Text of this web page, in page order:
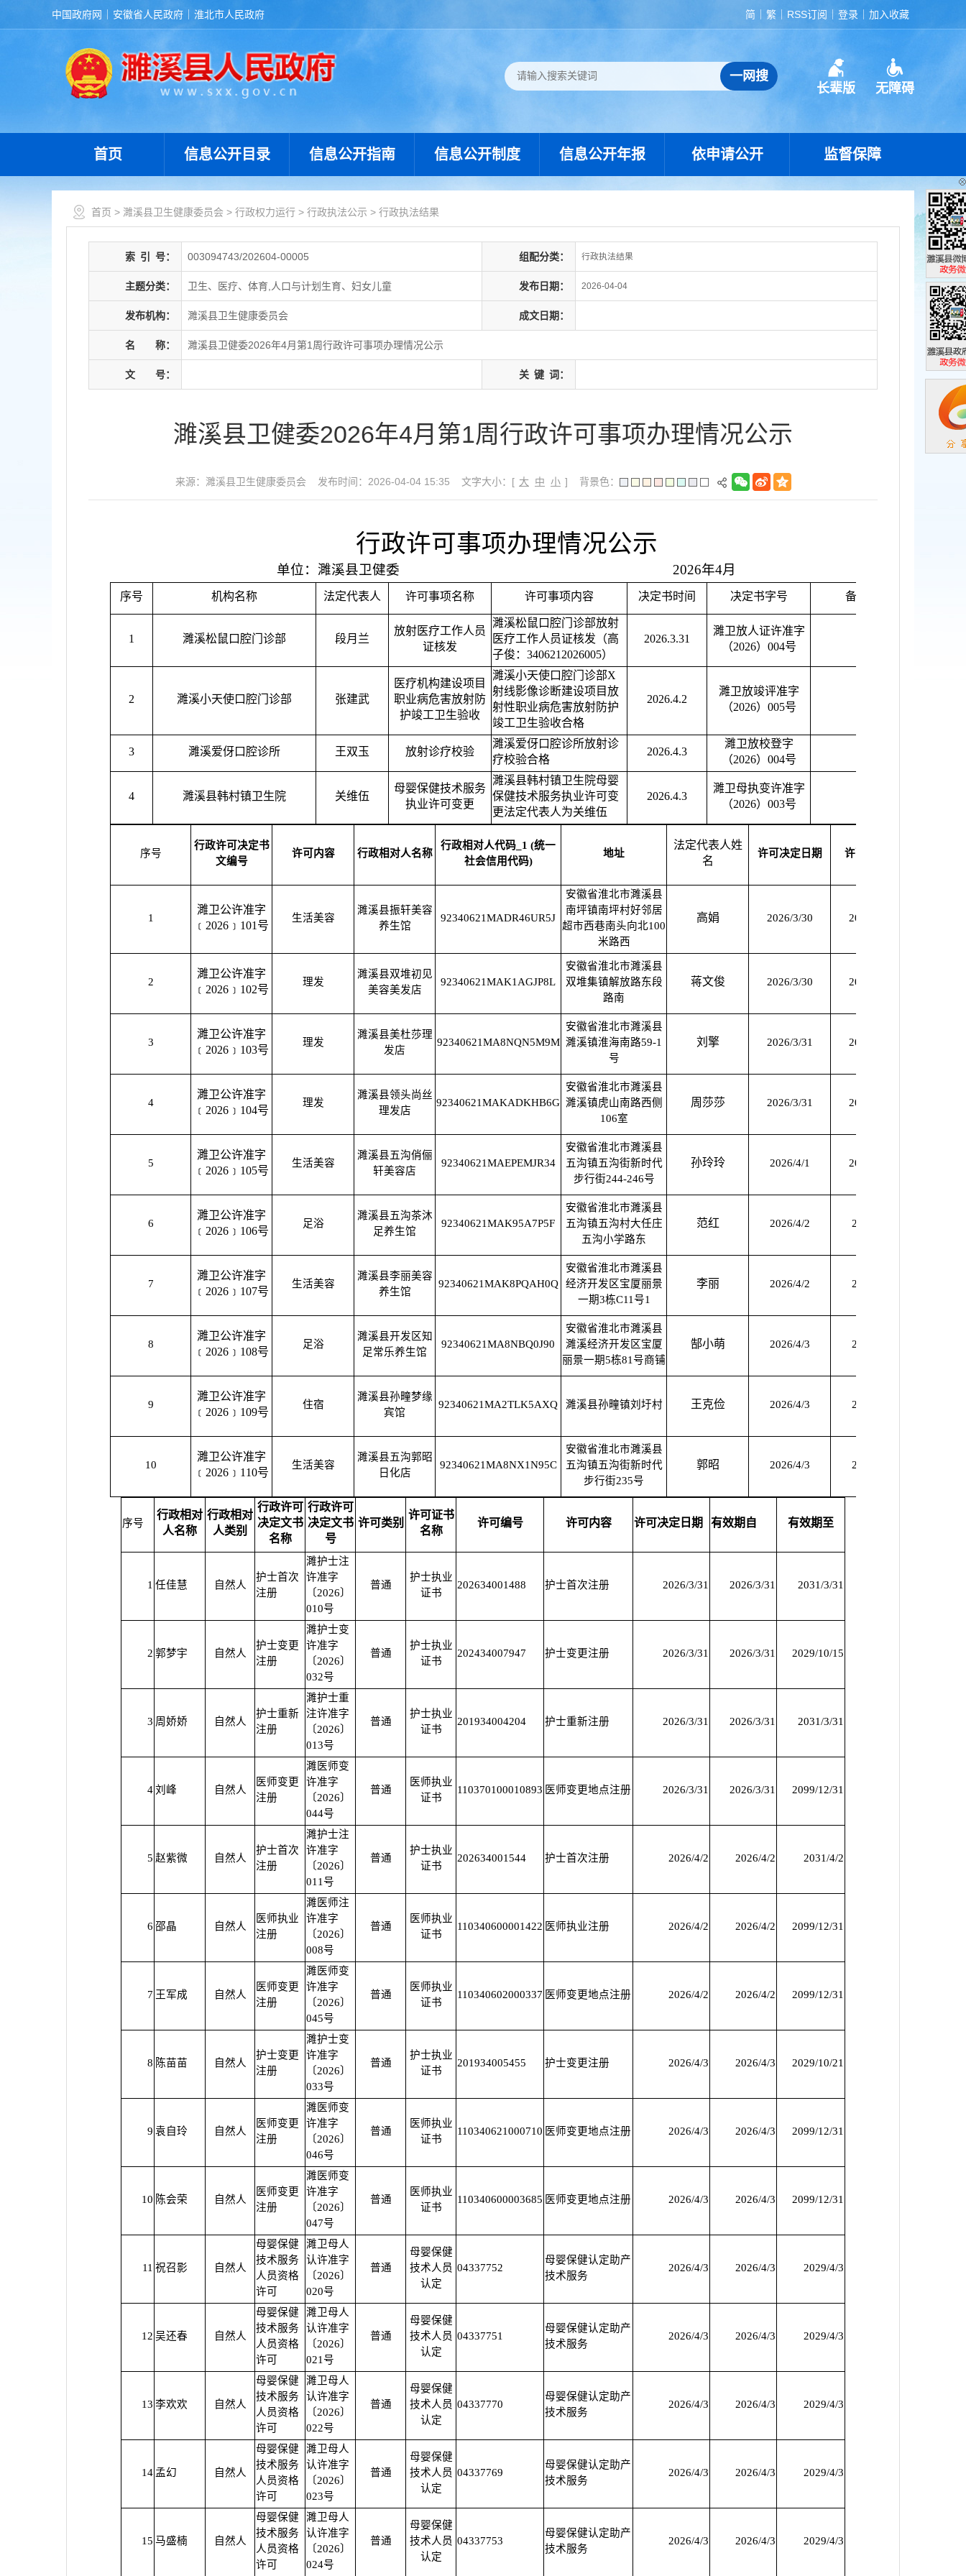
中国政府网 安徽省人民政府 淮北市人民政府 简 繁 RSS订阅 登录 加入收藏
长辈版 无障碍
首页 信息公开目录 信息公开指南 信息公开制度 信息公开年报 依申请公开 监督保障
首页 > 濉溪县卫生健康委员会 > 行政权力运行 > 行政执法公示 > 行政执法结果
索 引 号： 003094743/202604-00005 组配分类： 行政执法结果
主题分类： 卫生、医疗、体育,人口与计划生育、妇女儿童 发布日期： 2026-04-04
发布机构： 濉溪县卫生健康委员会 成文日期：
名 称： 濉溪县卫健委2026年4月第1周行政许可事项办理情况公示
文 号： 关 键 词：
濉溪县卫健委2026年4月第1周行政许可事项办理情况公示
来源：濉溪县卫生健康委员会 发布时间：2026-04-04 15:35 文字大小：[ 大 中 小 ] 背景色：
行政许可事项办理情况公示
单位：濉溪县卫健委 2026年4月
序号 机构名称 法定代表人 许可事项名称 许可事项内容 决定书时间 决定书字号 备注
1 濉溪松鼠口腔门诊部 段月兰
放射医疗工作人员
证核发
濉溪松鼠口腔门诊部放射
医疗工作人员证核发（高
子俊：3406212026005）
2026.3.31
濉卫放人证许准字
（2026）004号
2 濉溪小天使口腔门诊部 张建武
医疗机构建设项目
职业病危害放射防
护竣工卫生验收
濉溪小天使口腔门诊部X
射线影像诊断建设项目放
射性职业病危害放射防护
竣工卫生验收合格
2026.4.2
濉卫放竣评准字
（2026）005号
3 濉溪爱伢口腔诊所 王双玉 放射诊疗校验
濉溪爱伢口腔诊所放射诊
疗校验合格
2026.4.3
濉卫放校登字
（2026）004号
4 濉溪县韩村镇卫生院 关维伍
母婴保健技术服务
执业许可变更
濉溪县韩村镇卫生院母婴
保健技术服务执业许可变
更法定代表人为关维伍
2026.4.3
濉卫母执变许准字
（2026）003号
序号
行政许可决定书
文编号
许可内容 行政相对人名称
行政相对人代码_1 (统一
社会信用代码)
地址
法定代表人姓
名
许可决定日期 许可截止期
1
濉卫公许准字
﹝2026﹞101号
生活美容
濉溪县振轩美容
养生馆
92340621MADR46UR5J
安徽省淮北市濉溪县
南坪镇南坪村好邻居
超市西巷南头向北100
米路西
高娟 2026/3/30 2030/3/29
2
濉卫公许准字
﹝2026﹞102号
理发
濉溪县双堆初见
美容美发店
92340621MAK1AGJP8L
安徽省淮北市濉溪县
双堆集镇解放路东段
路南
蒋文俊 2026/3/30 2030/3/29
3
濉卫公许准字
﹝2026﹞103号
理发
濉溪县美杜莎理
发店
92340621MA8NQN5M9M
安徽省淮北市濉溪县
濉溪镇淮海南路59-1
号
刘擎 2026/3/31 2030/3/30
4
濉卫公许准字
﹝2026﹞104号
理发
濉溪县领头尚丝
理发店
92340621MAKADKHB6G
安徽省淮北市濉溪县
濉溪镇虎山南路西侧
106室
周莎莎 2026/3/31 2030/3/30
5
濉卫公许准字
﹝2026﹞105号
生活美容
濉溪县五沟俏俪
轩美容店
92340621MAEPEMJR34
安徽省淮北市濉溪县
五沟镇五沟街新时代
步行街244-246号
孙玲玲 2026/4/1 2030/3/31
6
濉卫公许准字
﹝2026﹞106号
足浴
濉溪县五沟茶沐
足养生馆
92340621MAK95A7P5F
安徽省淮北市濉溪县
五沟镇五沟村大任庄
五沟小学路东
范红 2026/4/2 2030/4/1
7
濉卫公许准字
﹝2026﹞107号
生活美容
濉溪县李丽美容
养生馆
92340621MAK8PQAH0Q
安徽省淮北市濉溪县
经济开发区宝厦丽景
一期3栋C11号1
李丽 2026/4/2 2030/4/1
8
濉卫公许准字
﹝2026﹞108号
足浴
濉溪县开发区知
足常乐养生馆
92340621MA8NBQ0J90
安徽省淮北市濉溪县
濉溪经济开发区宝厦
丽景一期5栋81号商铺
郜小萌 2026/4/3 2030/4/2
9
濉卫公许准字
﹝2026﹞109号
住宿
濉溪县孙疃梦缘
宾馆
92340621MA2TLK5AXQ 濉溪县孙疃镇刘圩村 王克俭 2026/4/3 2030/4/2
10
濉卫公许准字
﹝2026﹞110号
生活美容
濉溪县五沟郭昭
日化店
92340621MA8NX1N95C
安徽省淮北市濉溪县
五沟镇五沟街新时代
步行街235号
郭昭 2026/4/3 2030/4/2
序号
行政相对
人名称
行政相对
人类别
行政许可
决定文书
名称
行政许可
决定文书
号
许可类别
许可证书
名称
许可编号 许可内容 许可决定日期 有效期自 有效期至
1 任佳慧 自然人
护士首次
注册
濉护士注
许准字
〔2026〕
010号
普通
护士执业
证书
202634001488 护士首次注册 2026/3/31 2026/3/31 2031/3/31
2 郭梦宇 自然人
护士变更
注册
濉护士变
许准字
〔2026〕
032号
普通
护士执业
证书
202434007947 护士变更注册 2026/3/31 2026/3/31 2029/10/15
3 周娇娇 自然人
护士重新
注册
濉护士重
注许准字
〔2026〕
013号
普通
护士执业
证书
201934004204 护士重新注册 2026/3/31 2026/3/31 2031/3/31
4刘峰 自然人
医师变更
注册
濉医师变
许准字
〔2026〕
044号
普通
医师执业
证书
110370100010893 医师变更地点注册 2026/3/31 2026/3/31 2099/12/31
5 赵紫微 自然人
护士首次
注册
濉护士注
许准字
〔2026〕
011号
普通
护士执业
证书
202634001544 护士首次注册 2026/4/2 2026/4/2 2031/4/2
6 邵晶 自然人
医师执业
注册
濉医师注
许准字
〔2026〕
008号
普通
医师执业
证书
110340600001422 医师执业注册 2026/4/2 2026/4/2 2099/12/31
7 王军成 自然人
医师变更
注册
濉医师变
许准字
〔2026〕
045号
普通
医师执业
证书
110340602000337 医师变更地点注册 2026/4/2 2026/4/2 2099/12/31
8 陈苗苗 自然人
护士变更
注册
濉护士变
许准字
〔2026〕
033号
普通
护士执业
证书
201934005455 护士变更注册 2026/4/3 2026/4/3 2029/10/21
9 袁自玲 自然人
医师变更
注册
濉医师变
许准字
〔2026〕
046号
普通
医师执业
证书
110340621000710 医师变更地点注册 2026/4/3 2026/4/3 2099/12/31
10 陈会荣 自然人
医师变更
注册
濉医师变
许准字
〔2026〕
047号
普通
医师执业
证书
110340600003685 医师变更地点注册 2026/4/3 2026/4/3 2099/12/31
11 祝召影 自然人
母婴保健
技术服务
人员资格
许可
濉卫母人
认许准字
〔2026〕
020号
普通
母婴保健
技术人员
认定
04337752
母婴保健认定助产
技术服务
2026/4/3 2026/4/3 2029/4/3
12 吴还春 自然人
母婴保健
技术服务
人员资格
许可
濉卫母人
认许准字
〔2026〕
021号
普通
母婴保健
技术人员
认定
04337751
母婴保健认定助产
技术服务
2026/4/3 2026/4/3 2029/4/3
13 李欢欢 自然人
母婴保健
技术服务
人员资格
许可
濉卫母人
认许准字
〔2026〕
022号
普通
母婴保健
技术人员
认定
04337770
母婴保健认定助产
技术服务
2026/4/3 2026/4/3 2029/4/3
14 孟幻 自然人
母婴保健
技术服务
人员资格
许可
濉卫母人
认许准字
〔2026〕
023号
普通
母婴保健
技术人员
认定
04337769
母婴保健认定助产
技术服务
2026/4/3 2026/4/3 2029/4/3
15 马盛楠 自然人
母婴保健
技术服务
人员资格
许可
濉卫母人
认许准字
〔2026〕
024号
普通
母婴保健
技术人员
认定
04337753
母婴保健认定助产
技术服务
2026/4/3 2026/4/3 2029/4/3
濉溪县政
政务微博
濉溪县政
政务微信